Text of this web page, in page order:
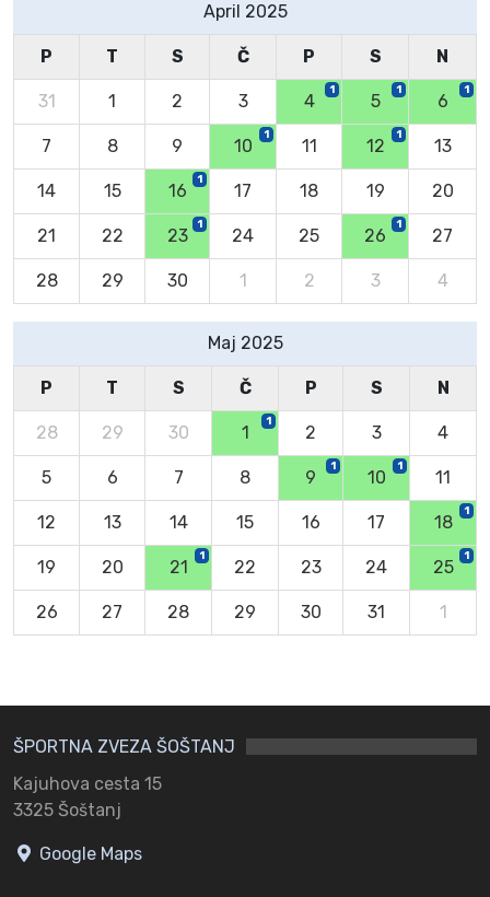
April 2025
P T S Č P S N
31 1 2 3 4
1
5
1
6
1
7 8 9 10
1
11 12
1
13
14 15 16
1
17 18 19 20
21 22 23
1
24 25 26
1
27
28 29 30 1 2 3 4
Maj 2025
P T S Č P S N
28 29 30 1
1
2 3 4
5 6 7 8 9
1
10
1
11
12 13 14 15 16 17 18
1
19 20 21
1
22 23 24 25
1
26 27 28 29 30 31 1
ŠPORTNA ZVEZA ŠOŠTANJ
Kajuhova cesta 15
3325 Šoštanj
Google Maps